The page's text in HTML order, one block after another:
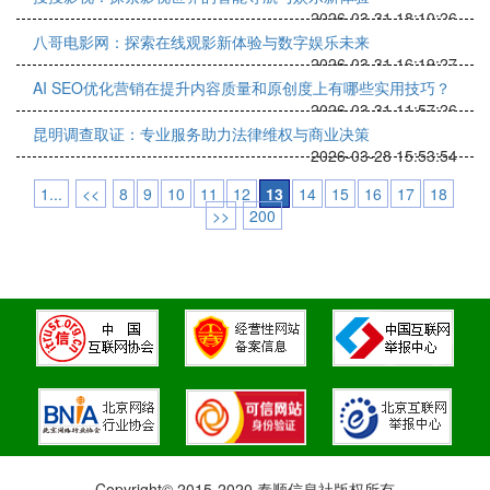
2026-03-31 18:10:26
八哥电影网：探索在线观影新体验与数字娱乐未来
2026-03-31 16:19:27
AI SEO优化营销在提升内容质量和原创度上有哪些实用技巧？
2026-03-31 11:57:26
昆明调查取证：专业服务助力法律维权与商业决策
2026-03-28 15:53:54
1...
<< 8 9 10 11 12 13 14 15 16 17
18
>>
200